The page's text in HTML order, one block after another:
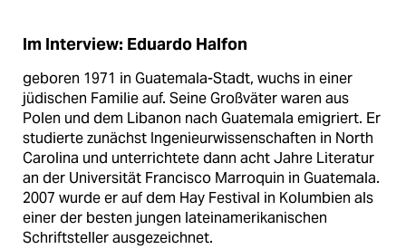
Im Interview: Eduardo Halfon
geboren 1971 in Guatemala-Stadt, wuchs in einer
jüdischen Familie auf. Seine Großväter waren aus
Polen und dem Libanon nach Guatemala emigriert. Er
studierte zunächst Ingenieurwissenschaften in North
Carolina und unterrichtete dann acht Jahre Literatur
an der Universität Francisco Marroquin in Guatemala.
2007 wurde er auf dem Hay Festival in Kolumbien als
einer der besten jungen lateinamerikanischen
Schriftsteller ausgezeichnet.